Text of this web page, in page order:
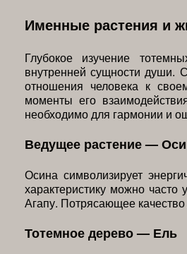
Именные растения и
Глубокое изучение
внутренней сущности души.
отношения человека к
моменты его
необходимо для гармонии и
Ведущее растение —
Осина символизирует
характеристику можно часто
Агапу. Потрясающее качество
Тотемное дерево — Ель